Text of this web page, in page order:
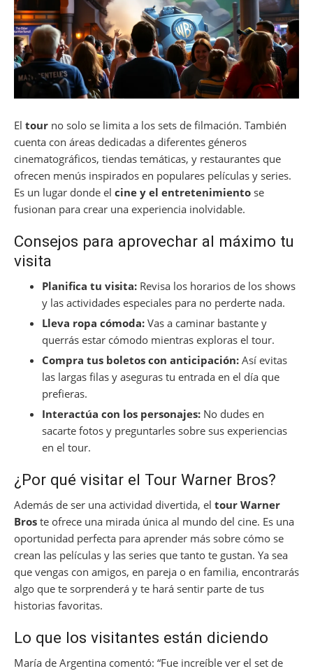
El tour no solo se limita a los sets de filmación. También
cuenta con áreas dedicadas a diferentes géneros
cinematográficos, tiendas temáticas, y restaurantes que
ofrecen menús inspirados en populares películas y series.
Es un lugar donde el cine y el entretenimiento se
fusionan para crear una experiencia inolvidable.
Consejos para aprovechar al máximo tu
visita
Planifica tu visita: Revisa los horarios de los shows
y las actividades especiales para no perderte nada.
Lleva ropa cómoda: Vas a caminar bastante y
querrás estar cómodo mientras exploras el tour.
Compra tus boletos con anticipación: Así evitas
las largas filas y aseguras tu entrada en el día que
prefieras.
Interactúa con los personajes: No dudes en
sacarte fotos y preguntarles sobre sus experiencias
en el tour.
¿Por qué visitar el Tour Warner Bros?
Además de ser una actividad divertida, el tour Warner
Bros te ofrece una mirada única al mundo del cine. Es una
oportunidad perfecta para aprender más sobre cómo se
crean las películas y las series que tanto te gustan. Ya sea
que vengas con amigos, en pareja o en familia, encontrarás
algo que te sorprenderá y te hará sentir parte de tus
historias favoritas.
Lo que los visitantes están diciendo
María de Argentina comentó: “Fue increíble ver el set de